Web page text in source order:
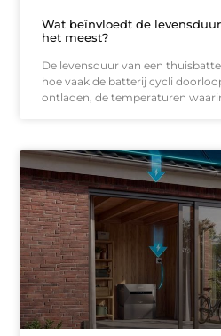
Wat beïnvloedt de
het meest?
De levensduur van een
hoe vaak de batterij cycli
ontladen, de temperaturen